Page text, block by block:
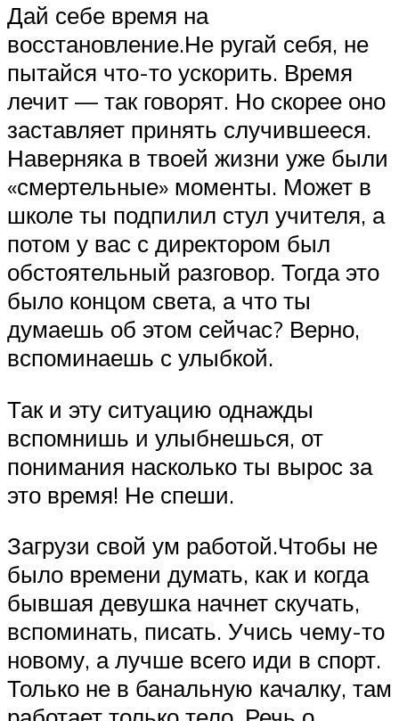
Дай себе время на
восстановление.Не ругай себя, не
пытайся что-то ускорить. Время
лечит — так говорят. Но скорее оно
заставляет принять случившееся.
Наверняка в твоей жизни уже были
«смертельные» моменты. Может в
школе ты подпилил стул учителя, а
потом у вас с директором был
обстоятельный разговор. Тогда это
было концом света, а что ты
думаешь об этом сейчас? Верно,
вспоминаешь с улыбкой.
Так и эту ситуацию однажды
вспомнишь и улыбнешься, от
понимания насколько ты вырос за
это время! Не спеши.
Загрузи свой ум работой.Чтобы не
было времени думать, как и когда
бывшая девушка начнет скучать,
вспоминать, писать. Учись чему-то
новому, а лучше всего иди в спорт.
Только не в банальную качалку, там